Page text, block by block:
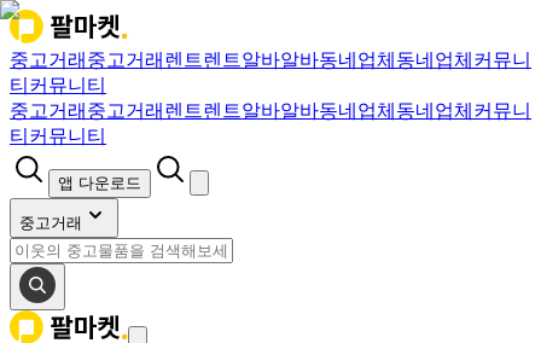
중고거래 중고거래 렌트렌트알바알바동네업체 동네업체 커뮤니
티 커뮤니티
중고거래 중고거래 렌트렌트알바알바동네업체 동네업체 커뮤니
티 커뮤니티
앱 다운로드
중고거래